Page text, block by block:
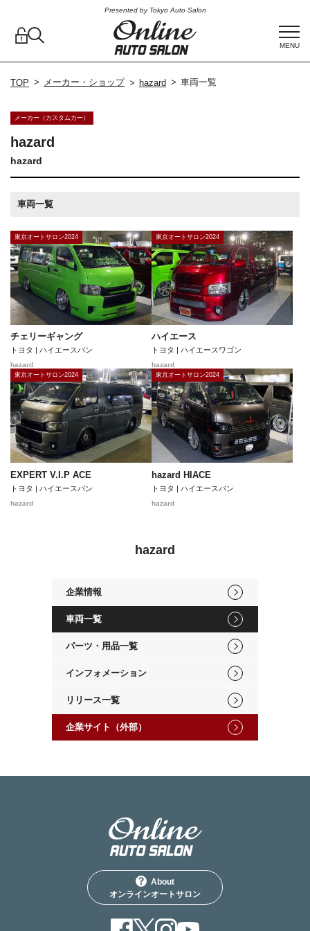
Presented by Tokyo Auto Salon
MENU
TOP メーカー・ショップ hazard 車両一覧
メーカー（カスタムカー）
hazard
hazard
車両一覧
東京オートサロン2024
チェリーギャング
トヨタ | ハイエースバン
hazard
東京オートサロン2024
ハイエース
トヨタ | ハイエースワゴン
hazard
東京オートサロン2024
EXPERT V.I.P ACE
トヨタ | ハイエースバン
hazard
東京オートサロン2024
hazard HIACE
トヨタ | ハイエースバン
hazard
hazard
企業情報
車両一覧
パーツ・用品一覧
インフォメーション
リリース一覧
企業サイト（外部）
About
オンラインオートサロン